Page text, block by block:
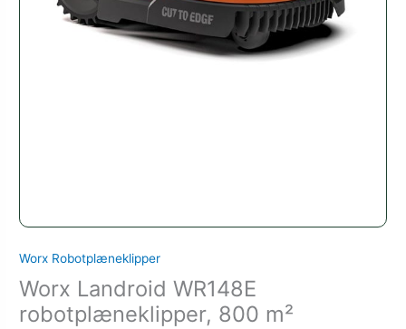
Worx Robotplæneklipper
Worx Landroid WR148E
robotplæneklipper, 800 m²